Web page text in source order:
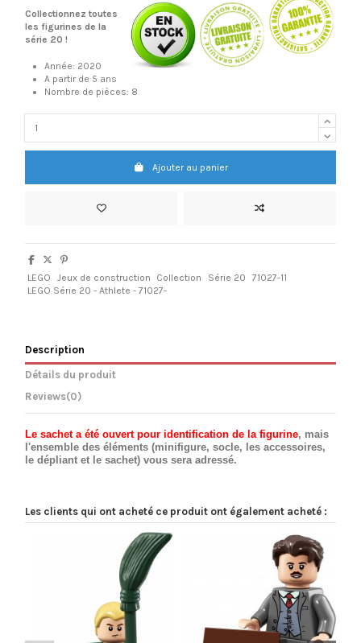
Collectionnez toutes
les figurines de la
série 20 !
Année: 2020
A partir de 5 ans
Nombre de pièces: 8
Ajouter au panier
LEGO Jeux de construction Collection Série 20
71027-11
LEGO Série 20 - Athlete - 71027-
Description
Détails du produit
Reviews(0)
Le sachet a été ouvert pour identification de la figurine, mais
l'ensemble des éléments (minifigure, socle, les accessoires,
le dépliant et le sachet) vous sera adressé.
Les clients qui ont acheté ce produit ont également acheté :